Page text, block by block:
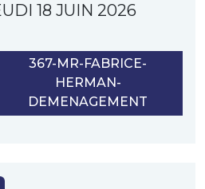
18 JUIN 2026
367-MR-FABRICE-
HERMAN-
DEMENAGEMENT